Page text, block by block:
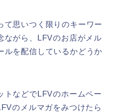
て思いつく限りのキーワー
ながら、LFVのお店がメル
ルを配信しているかどうか
トなどでLFVのホームペー
のメルマガをみつけたら